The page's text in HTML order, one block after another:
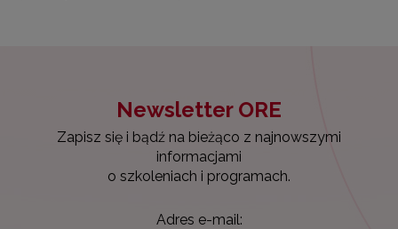
Newsletter ORE
Zapisz się i bądź na bieżąco z najnowszymi
informacjami
o szkoleniach i programach.
Adres e-mail: